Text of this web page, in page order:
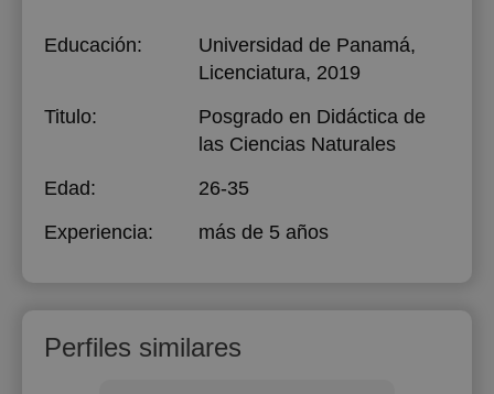
Educación: Universidad de Panamá,
Licenciatura, 2019
Titulo:
Posgrado en Didáctica de
las Ciencias Naturales
Edad:
26-35
Experiencia:
más de 5 años
Perfiles similares